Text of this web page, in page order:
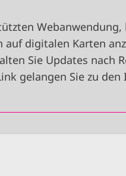
auf digitalen Karten
Sie Updates nach
gelangen Sie zu den